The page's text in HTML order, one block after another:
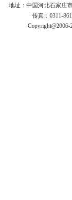
地址：中国河北石家庄
传真：0311-